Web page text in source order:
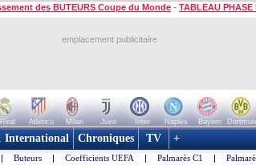
des BUTEURS Coupe du Monde - TABLEAU
emplacement publicitaire
Real Atletico Milan Juve Inter Naples Bayern
International Chroniques TV +
| Buteurs | Coefficients UEFA | Palmarès C1 |